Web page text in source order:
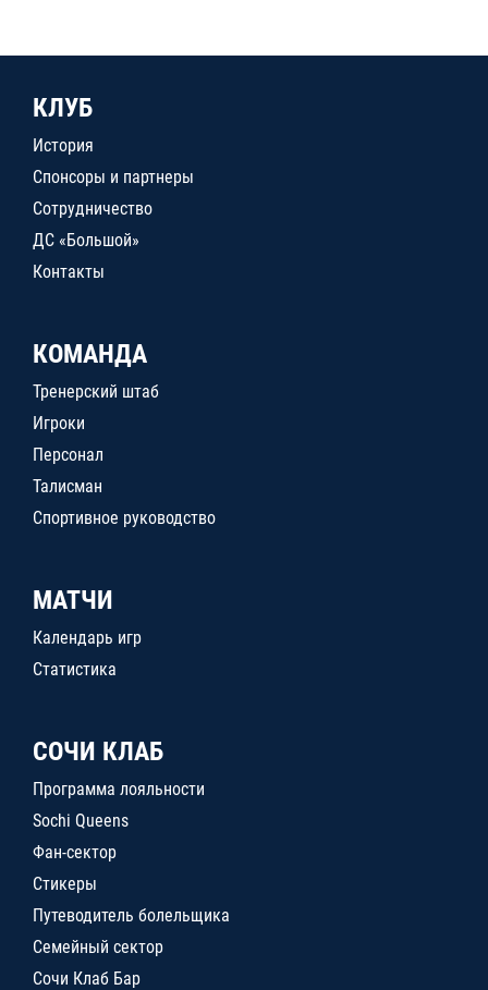
КЛУБ
История
Спонсоры и партнеры
Сотрудничество
ДС «Большой»
Контакты
КОМАНДА
Тренерский штаб
Игроки
Персонал
Талисман
Спортивное руководство
МАТЧИ
Календарь игр
Статистика
СОЧИ КЛАБ
Программа лояльности
Sochi Queens
Фан-сектор
Стикеры
Путеводитель болельщика
Семейный сектор
Сочи Клаб Бар